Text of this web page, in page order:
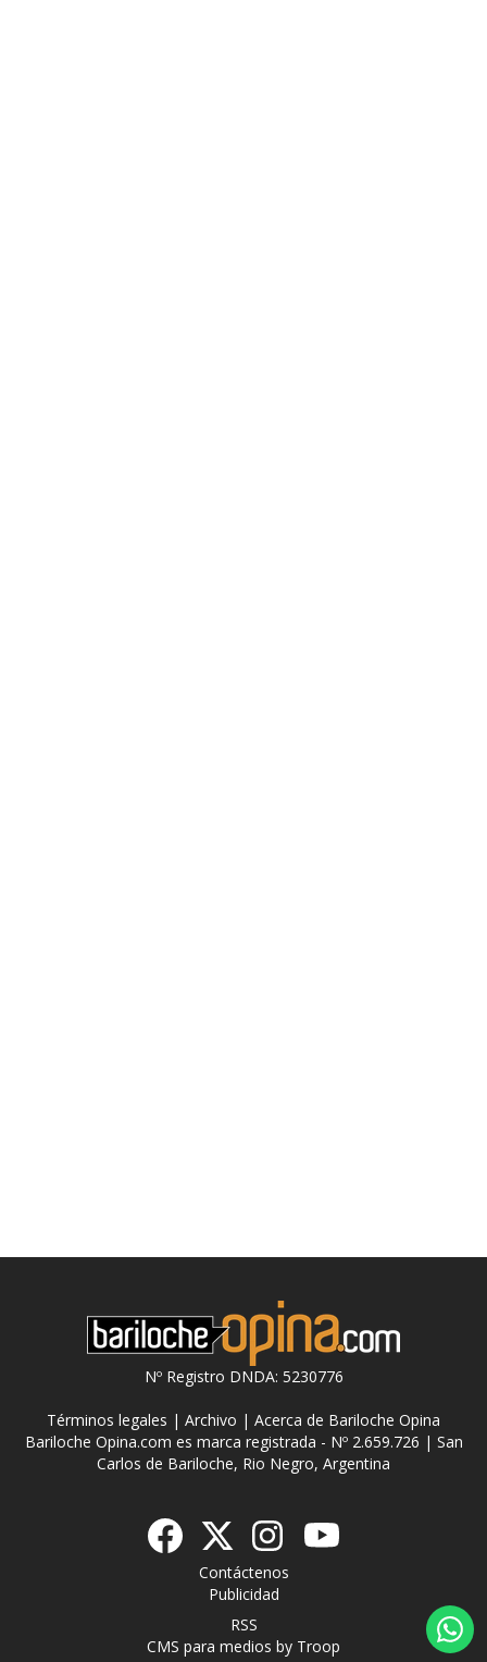
Nº Registro DNDA: 5230776
Términos legales | Archivo | Acerca de Bariloche Opina
Bariloche Opina.com es marca registrada - Nº 2.659.726 | San
Carlos de Bariloche, Rio Negro, Argentina
Contáctenos
Publicidad
RSS
CMS para medios by Troop